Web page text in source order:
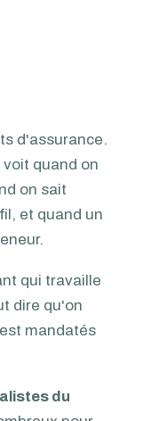
d'assurance.
quand on
on sait
et quand un
qui travaille
dire qu'on
mandatés
du